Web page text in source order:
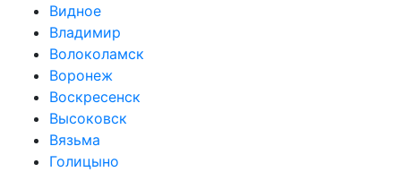
Видное
Владимир
Волоколамск
Воронеж
Воскресенск
Высоковск
Вязьма
Голицыно